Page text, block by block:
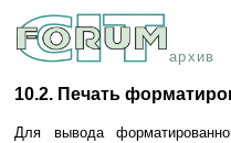
архив
10.2. Печать
Для вывода